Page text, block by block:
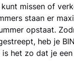
missen of
staan er
opstaat.
heb je
het zo dat je